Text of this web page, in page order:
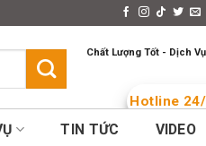
Chất Lượng Tốt - Dịch
Hotline
TIN TỨC VIDEO